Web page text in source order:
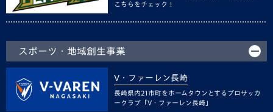
こちらをチェック！
スポーツ・地域創生事業
V・ファーレン長崎
長崎県内21市町をホームタウンとするプロサッカ
ークラブ「V・ファーレン長崎」